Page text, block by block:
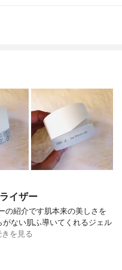
イザー
の紹介です肌本来の美しさを
ない肌ふ導いてくれるジェル
きを見る